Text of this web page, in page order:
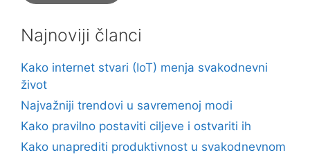
Najnoviji članci
Kako internet stvari (IoT) menja svakodnevni
život
Najvažniji trendovi u savremenoj modi
Kako pravilno postaviti ciljeve i ostvariti ih
Kako unaprediti produktivnost u svakodnevnom